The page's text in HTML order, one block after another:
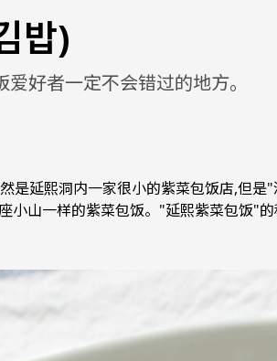
밥)
好者一定不会错过的地方。
是延熙洞内一家很小的紫菜包饭店,但
小山一样的紫菜包饭。"延熙紫菜包饭"